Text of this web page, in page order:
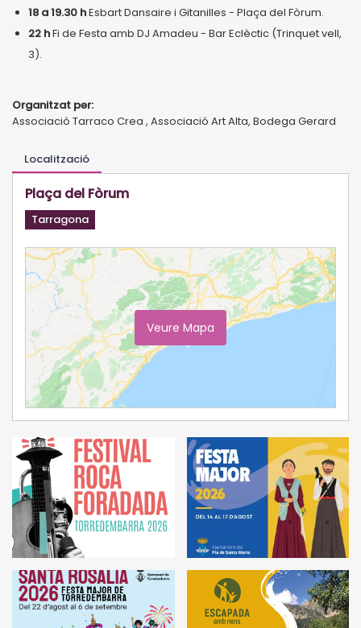
18 a 19.30 hEsbart Dansaire i Gitanilles - Plaça del Fòrum.
22 hFi de Festa amb DJ Amadeu - Bar Eclèctic (Trinquet vell,
3).
Organitzat per:
Associació Tarraco Crea , Associació Art Alta, Bodega Gerard
Localització
Plaça del Fòrum
Tarragona
Veure Mapa